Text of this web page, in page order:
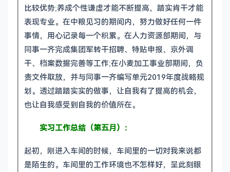
比较优势;养成个性谦虚才能不断提高，踏实肯干才能
表现专业。在中粮见习的期间内，努力做好任何一件
事情，用心记录每一个积累。在人力资源部期间，与
同事一齐完成集团军转干招聘、特贴申报、京外调
干、档案数据完善等工作;在小麦加工事业部期间，负
责文件取放，并与同事一齐编写单元2019年度战略规
划。透过踏踏实实的做事，让自我有了提高的机会，
也让自我感受到自我的价值所在。
实习工作总结（第五月）：
起初，刚进入车间的时候，车间里的一切对我来说都
是陌生的。车间里的工作环境也不怎样好，呈此刻眼